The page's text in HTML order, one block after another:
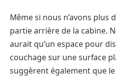
Même si nous n’avons plus
partie arrière de la cabine.
aurait qu’un espace pour
couchage sur une surface
suggèrent également que